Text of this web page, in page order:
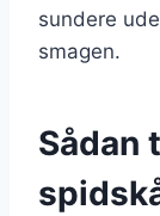
sundere
smagen.
Sådan